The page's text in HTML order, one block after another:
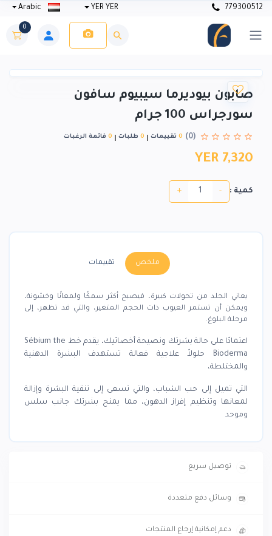
779300512
YER YER
0
صابون بيوديرما سيبيوم سافون
سورجراس 100 جرام
(0)
0 تقييمات 0 طلبات 0 قائمة الرغبات
YER 7,320
كمية : -
+
ملخص تقييمات
يعاني الجلد من تحولات كبيرة، فيصبح أكثر سمكًا ولمعانًا وخشونة،
ويمكن أن تستمر العيوب ذات الحجم المتغير، والتي قد تظهر، إلى
مرحلة البلوغ.
اعتمادًا على حالة بشرتك ونصيحة أخصائيك، يقدم خط Sébium the
Bioderma حلولاً علاجية فعالة تستهدف البشرة الدهنية
والمختلطة،
التي تميل إلى حب الشباب، والتي تسعى إلى تنقية البشرة وإزالة
لمعانها وتنظيم إفراز الدهون، مما يمنح بشرتك جانب سلس
وموحد
توصيل سريع
وسائل دفع متعددة
دعم إمكانية إرجاع المنتجات